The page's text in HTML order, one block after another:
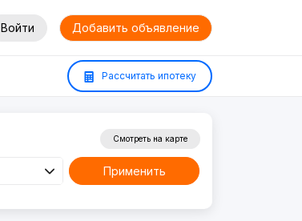
Войти Добавить объявление
Рассчитать ипотеку
Смотреть на карте
Применить